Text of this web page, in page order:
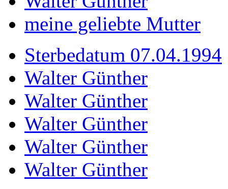
meine geliebte Mutter
Sterbedatum 07.04.1994
Walter Günther
Walter Günther
Walter Günther
Walter Günther
Walter Günther